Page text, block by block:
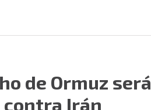
de Ormuz será
contra Irán